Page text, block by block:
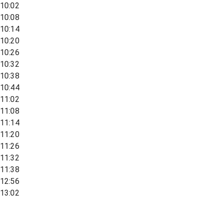
10:02
10:08
10:14
10:20
10:26
10:32
10:38
10:44
11:02
11:08
11:14
11:20
11:26
11:32
11:38
12:56
13:02